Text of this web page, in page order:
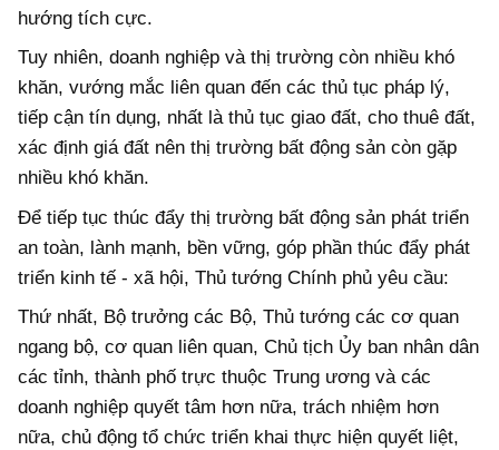
hướng tích cực.
Tuy nhiên, doanh nghiệp và thị trường còn nhiều khó
khăn, vướng mắc liên quan đến các thủ tục pháp lý,
tiếp cận tín dụng, nhất là thủ tục giao đất, cho thuê đất,
xác định giá đất nên thị trường bất động sản còn gặp
nhiều khó khăn.
Để tiếp tục thúc đẩy thị trường bất động sản phát triển
an toàn, lành mạnh, bền vững, góp phần thúc đẩy phát
triển kinh tế - xã hội, Thủ tướng Chính phủ yêu cầu:
Thứ nhất, Bộ trưởng các Bộ, Thủ tướng các cơ quan
ngang bộ, cơ quan liên quan, Chủ tịch Ủy ban nhân dân
các tỉnh, thành phố trực thuộc Trung ương và các
doanh nghiệp quyết tâm hơn nữa, trách nhiệm hơn
nữa, chủ động tổ chức triển khai thực hiện quyết liệt,